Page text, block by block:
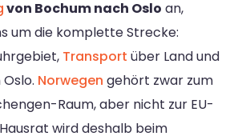
von Bochum nach Oslo an,
um die komplette Strecke:
Transport über Land und
Norwegen gehört zwar zum
Raum, aber nicht zur EU-
wird deshalb beim